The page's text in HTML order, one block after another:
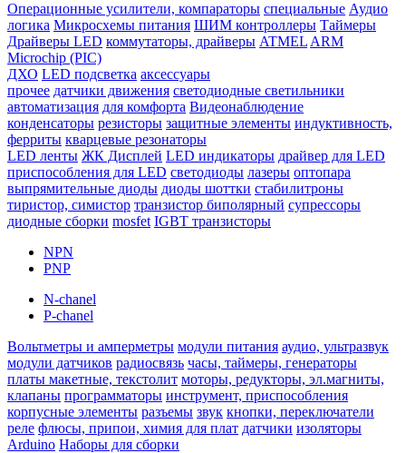
Операционные усилители, компараторы специальные Аудио
логика Микросхемы питания ШИМ контроллеры Таймеры
Драйверы LED коммутаторы, драйверы ATMEL ARM
Microchip (PIC)
ДХО LED подсветка аксессуары
прочее датчики движения светодиодные светильники
автоматизация для комфорта Видеонаблюдение
конденсаторы резисторы защитные элементы индуктивность,
ферриты кварцевые резонаторы
LED ленты ЖК Дисплей LED индикаторы драйвер для LED
приспособления для LED светодиоды лазеры оптопара
выпрямительные диоды диоды шоттки стабилитроны
тиристор, симистор транзистор биполярный супрессоры
диодные сборки mosfet IGBT транзисторы
NPN
PNP
N-chanel
P-chanel
Вольтметры и амперметры модули питания аудио, ультразвук
модули датчиков радиосвязь часы, таймеры, генераторы
платы макетные, текстолит моторы, редукторы, эл.магниты,
клапаны программаторы инструмент, приспособления
корпусные элементы разъемы звук кнопки, переключатели
реле флюсы, припои, химия для плат датчики изоляторы
Arduino Наборы для сборки